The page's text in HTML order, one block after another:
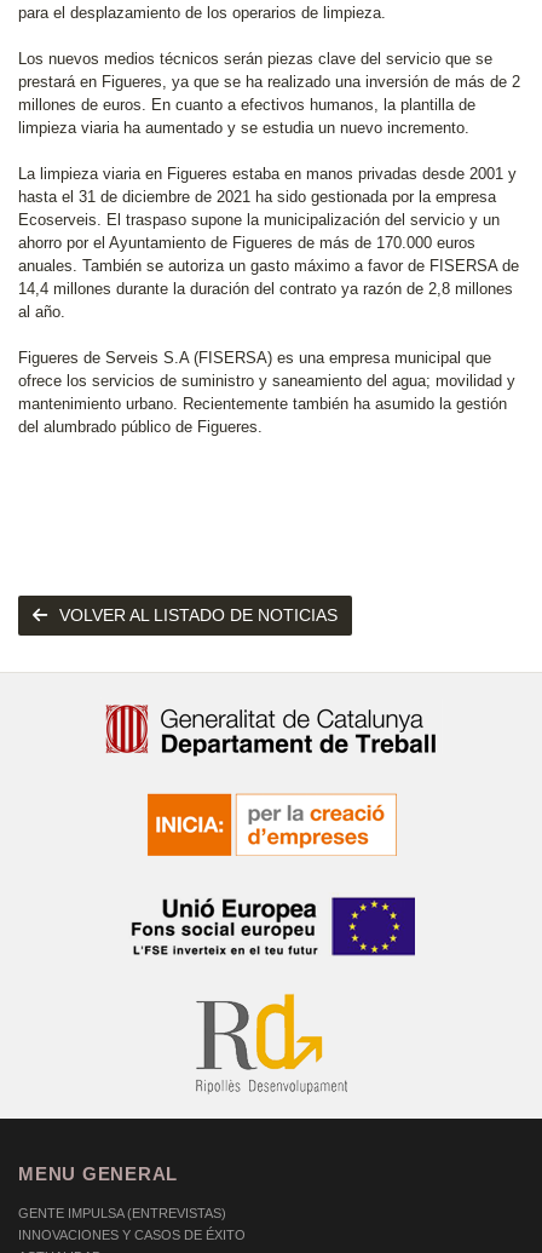
para el desplazamiento de los operarios de limpieza.
Los nuevos medios técnicos serán piezas clave del servicio que se
prestará en Figueres, ya que se ha realizado una inversión de más de 2
millones de euros. En cuanto a efectivos humanos, la plantilla de
limpieza viaria ha aumentado y se estudia un nuevo incremento.
La limpieza viaria en Figueres estaba en manos privadas desde 2001 y
hasta el 31 de diciembre de 2021 ha sido gestionada por la empresa
Ecoserveis. El traspaso supone la municipalización del servicio y un
ahorro por el Ayuntamiento de Figueres de más de 170.000 euros
anuales. También se autoriza un gasto máximo a favor de FISERSA de
14,4 millones durante la duración del contrato ya razón de 2,8 millones
al año.
Figueres de Serveis S.A (FISERSA) es una empresa municipal que
ofrece los servicios de suministro y saneamiento del agua; movilidad y
mantenimiento urbano. Recientemente también ha asumido la gestión
del alumbrado público de Figueres.
VOLVER AL LISTADO DE NOTICIAS
MENU GENERAL
GENTE IMPULSA (ENTREVISTAS)
INNOVACIONES Y CASOS DE ÉXITO